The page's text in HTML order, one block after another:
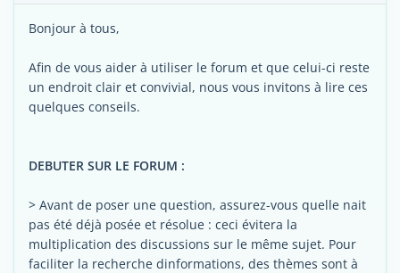
Bonjour à tous,
Afin de vous aider à utiliser le forum et que celui-ci reste
un endroit clair et convivial, nous vous invitons à lire ces
quelques conseils.
DEBUTER SUR LE FORUM :
> Avant de poser une question, assurez-vous quelle nait
pas été déjà posée et résolue : ceci évitera la
multiplication des discussions sur le même sujet. Pour
faciliter la recherche dinformations, des thèmes sont à